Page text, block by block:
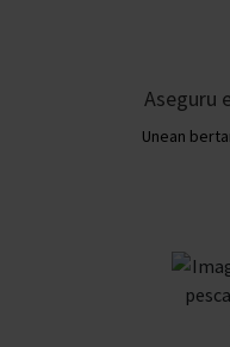
Aseguru
Unean